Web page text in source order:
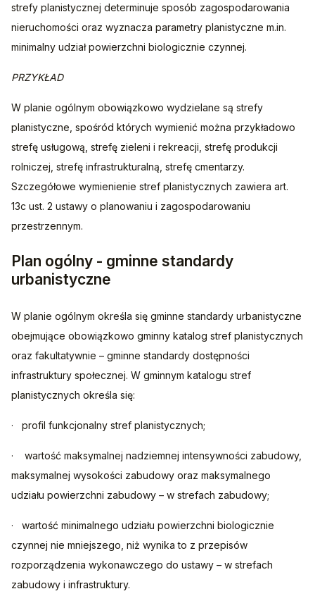
strefy planistycznej determinuje sposób zagospodarowania
nieruchomości oraz wyznacza parametry planistyczne m.in.
minimalny udział powierzchni biologicznie czynnej.
PRZYKŁAD
W planie ogólnym obowiązkowo wydzielane są strefy
planistyczne, spośród których wymienić można przykładowo
strefę usługową, strefę zieleni i rekreacji, strefę produkcji
rolniczej, strefę infrastrukturalną, strefę cmentarzy.
Szczegółowe wymienienie stref planistycznych zawiera art.
13c ust. 2 ustawy o planowaniu i zagospodarowaniu
przestrzennym.
Plan ogólny - gminne standardy
urbanistyczne
W planie ogólnym określa się gminne standardy urbanistyczne
obejmujące obowiązkowo gminny katalog stref planistycznych
oraz fakultatywnie – gminne standardy dostępności
infrastruktury społecznej. W gminnym katalogu stref
planistycznych określa się:
·   profil funkcjonalny stref planistycznych;
·    wartość maksymalnej nadziemnej intensywności zabudowy,
maksymalnej wysokości zabudowy oraz maksymalnego
udziału powierzchni zabudowy – w strefach zabudowy;
·   wartość minimalnego udziału powierzchni biologicznie
czynnej nie mniejszego, niż wynika to z przepisów
rozporządzenia wykonawczego do ustawy – w strefach
zabudowy i infrastruktury.